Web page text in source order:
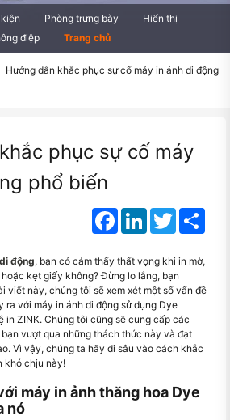
Phòng trưng bày
Hiển thị
điệp
Trang chủ
Hướng dẫn khắc phục sự cố máy in ảnh di động
phục sự cố máy
phổ biến
FacebookLinkedInTwitter
động, bạn có cảm thấy thất vọng khi in mờ,
kẹt giấy không? Đừng lo lắng, bạn
viết này, chúng tôi sẽ xem xét một số vấn đề
ra với máy in ảnh di động sử dụng Dye
in ZINK. Chúng tôi cũng sẽ cung cấp các
vượt qua những thách thức này và đạt
Vì vậy, chúng ta hãy đi sâu vào cách khắc
khó chịu này!
máy in ảnh thăng hoa Dye
nó